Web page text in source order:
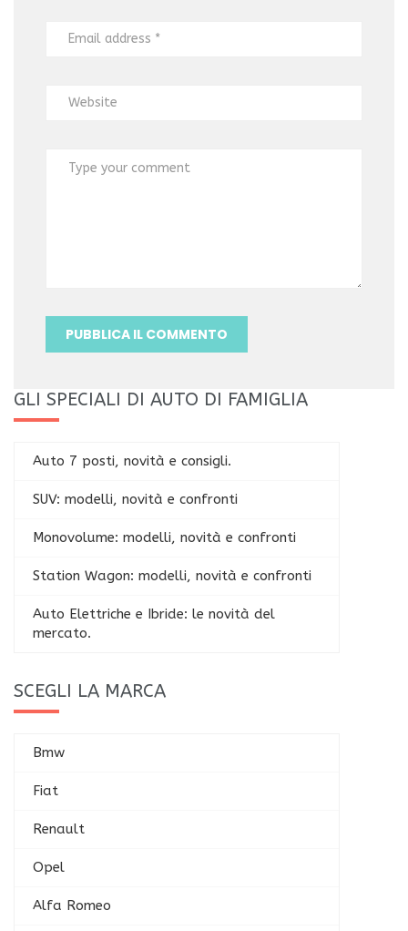
GLI SPECIALI DI AUTO DI FAMIGLIA
Auto 7 posti, novità e consigli.
SUV: modelli, novità e confronti
Monovolume: modelli, novità e confronti
Station Wagon: modelli, novità e confronti
Auto Elettriche e Ibride: le novità del
mercato.
SCEGLI LA MARCA
Bmw
Fiat
Renault
Opel
Alfa Romeo